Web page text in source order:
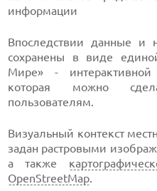
Впоследствии данные и
сохранены в виде
Мире» - интерактивной
которая можно
пользователям.
Визуальный контекст
задан растровыми
а также
OpenStreetMap.